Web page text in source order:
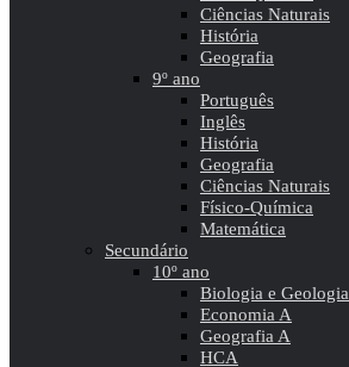
Ciências Naturais
História
Geografia
9º ano
Português
Inglês
História
Geografia
Ciências Naturais
Físico-Química
Matemática
Secundário
10º ano
Biologia e Geologia
Economia A
Geografia A
HCA